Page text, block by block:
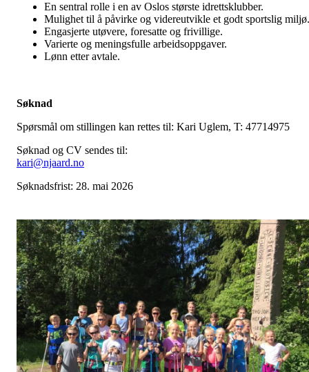
En sentral rolle i en av Oslos største idrettsklubber.
Mulighet til å påvirke og videreutvikle et godt sportslig miljø.
Engasjerte utøvere, foresatte og frivillige.
Varierte og meningsfulle arbeidsoppgaver.
Lønn etter avtale.
Søknad
Spørsmål om stillingen kan rettes til: Kari Uglem, T: 47714975
Søknad og CV sendes til:
kari@njaard.no
Søknadsfrist: 28. mai 2026